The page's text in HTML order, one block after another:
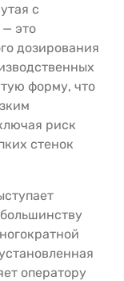
с
это
дозирования
форму, что
риск
стенок
оператору